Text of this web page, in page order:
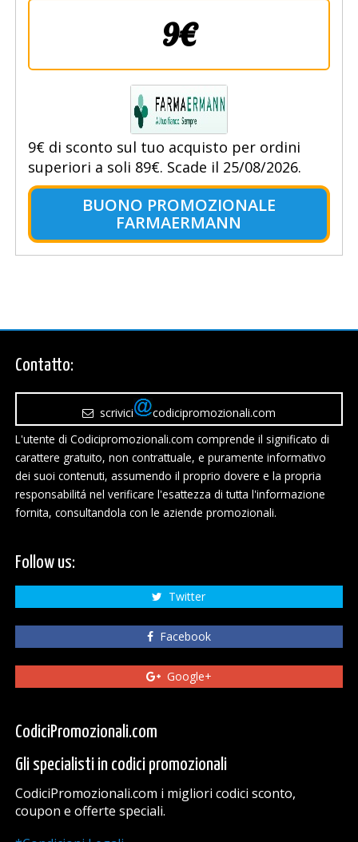
9€
9€ di sconto sul tuo acquisto per ordini
superiori a soli 89€. Scade il 25/08/2026.
BUONO PROMOZIONALE
FARMAERMANN
Contatto:
scrivici
codicipromozionali.com
L'utente di Codicipromozionali.com comprende il significato di
carattere gratuito, non contrattuale, e puramente informativo
dei suoi contenuti, assumendo il proprio dovere e la propria
responsabilitá nel verificare l'esattezza di tutta l'informazione
fornita, consultandola con le aziende promozionali.
Follow us:
Twitter
Facebook
Google+
CodiciPromozionali.com
Gli specialisti in codici promozionali
CodiciPromozionali.com i migliori codici sconto,
coupon e offerte speciali.